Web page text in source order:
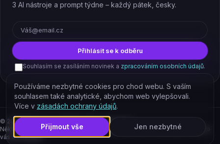
3 AI nástroje a prompt týdne – každý pátek, česky.
Přihlásit se k odběru
Souhlasím se zasíláním novinek a zpracováním osobních údajů.
© 2026
EJAJ s.r.o. – všechna práva vyhrazena.
Některé odkazy jsou affiliate. Podporujete tím provoz katalogu, cena pro
vás se nemění.
Používáme nezbytné cookies pro chod webu. S vaším
souhlasem také analytické, abychom web vylepšovali.
Více v zásadách ochrany údajů.
Přijmout vše Jen nezbytné